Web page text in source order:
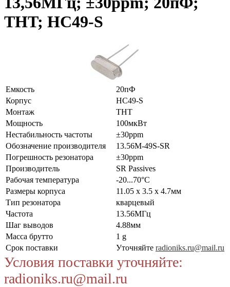
THT; HC49-S
Емкость
20пФ
Корпус
HC49-S
Монтаж
THT
Мощность
100мкВт
Нестабильность частоты
±30ppm
Обозначение производителя
13.56M-49S-SR
Погрешность резонатора
±30ppm
Производитель
SR Passives
Рабочая температура
-20...70°C
Размеры корпуса
11.05 x 3.5 x 4.7мм
Тип резонатора
кварцевый
Частота
13.56МГц
Шаг выводов
4.88мм
Масса брутто
1 g
Срок поставки
Уточняйте radioniks.ru@mail.ru
Условия поставки уточняйте:
radioniks.ru@mail.ru